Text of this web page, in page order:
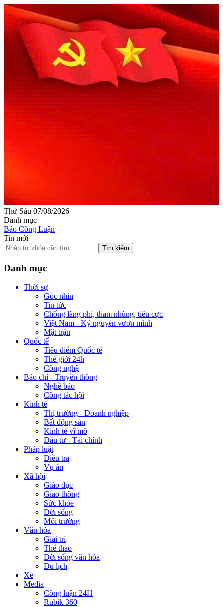
Thứ Sáu 07/08/2026
Danh mục
Báo Công Luận
Tin mới
Tìm kiếm
Danh mục
Thời sự
Góc nhìn
Tin tức
Chống lãng phí, tham nhũng, tiêu cực
Việt Nam - Kỷ nguyên vươn mình
Mặt trận
Quốc tế
Tiêu điểm Quốc tế
Thế giới 24h
Công nghệ
Báo chí - Truyền thông
Nghề báo
Công tác hội
Kinh tế
Thị trường - Doanh nghiệp
Bất động sản
Kinh tế vĩ mô
Đầu tư - Tài chính
Pháp luật
Điều tra
Vụ án
Xã hội
Giáo dục
Giao thông
Sức khỏe
Đời sống
Môi trường
Văn hóa
Giải trí
Thể thao
Đời sống văn hóa
Du lịch
Xe
Media
Công luận 24H
Rubik 360